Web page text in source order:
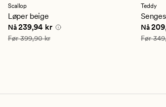
Scallop
Løper beige
Nåværende pris
Nå239,94 kr
Vanlig pris 399,90 kr
Før399,90 kr
en
på
5
Teddy
Nå
Vanlig
Før